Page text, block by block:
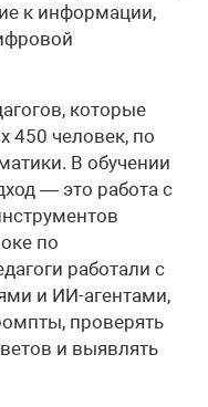
к информации,
которые
450 человек, по
В обучении
— это работа с
по
работали с
и ИИ-агентами,
проверять
и выявлять